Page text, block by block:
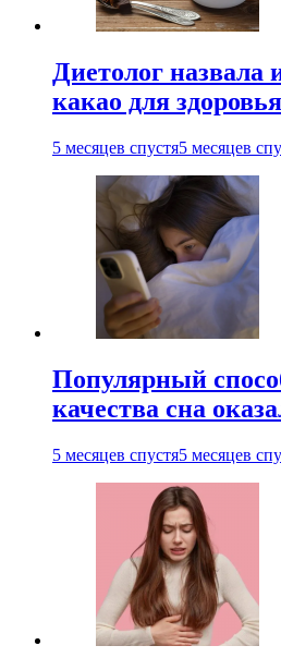
Диетолог назвала
какао для здоровья
5 месяцев спустя5 месяцев
Популярный
качества сна
5 месяцев спустя5 месяцев